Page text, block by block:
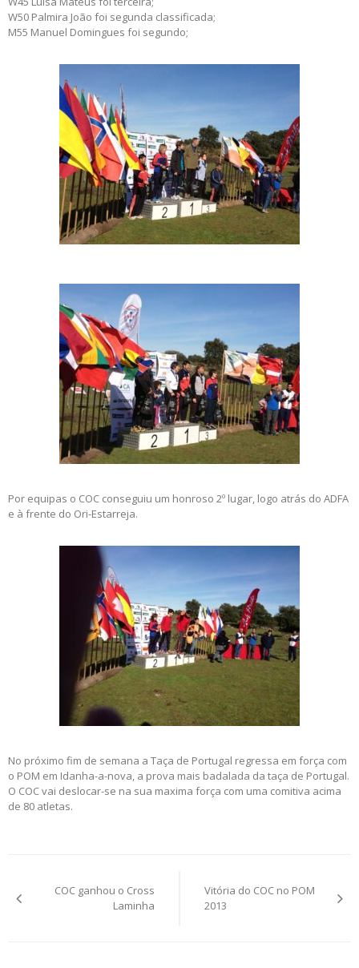
W50 Palmira João foi segunda classificada;
M55 Manuel Domingues foi segundo;
Por equipas o COC conseguiu um honroso 2º lugar, logo atrás do ADFA
e à frente do Ori-Estarreja.
No próximo fim de semana a Taça de Portugal regressa em força com
o POM em Idanha-a-nova, a prova mais badalada da taça de Portugal.
O COC vai deslocar-se na sua maxima força com uma comitiva acima
de 80 atletas.
navigation
COC ganhou o Cross
Laminha
Vitória do COC no POM
2013